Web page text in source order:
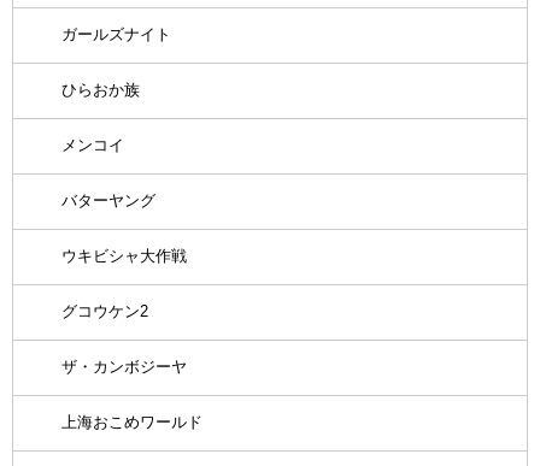
ガールズナイト
ひらおか族
メンコイ
バターヤング
ウキビシャ大作戦
グコウケン2
ザ・カンボジーヤ
上海おこめワールド